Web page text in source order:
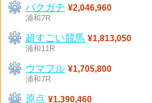
バクガチ ¥2,046,960
浦和7R
超すごい競馬 ¥1,813,050
浦和11R
ウマフル ¥1,705,800
浦和7R
原点 ¥1,390,460